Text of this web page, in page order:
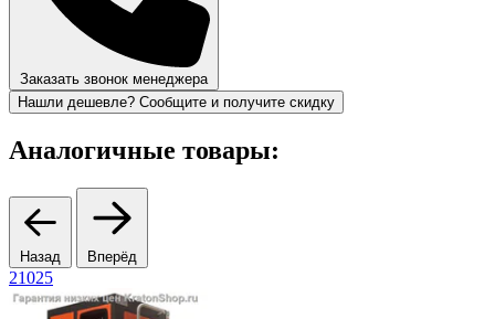
Заказать звонок менеджера
Нашли дешевле? Сообщите и получите скидку
Аналогичные товары:
Назад Вперёд
21025